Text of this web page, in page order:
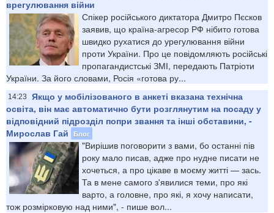
врегулювання війни
Спікер російського диктатора Дмитро Пєсков
заявив, що країна-агресор РФ нібито готова
швидко рухатися до урегулювання війни
проти України. Про це повідомляють російські
пропагандистські ЗМІ, передають Патріоти
України. За його словами, Росія «готова ру...
14:23
Якщо у мобілізованого в анкеті вказана технічна
освіта, він має автоматично бути розглянутим на посаду у
відповідний підрозділ попри звання та інші обставини, -
Мирослав Гай
Блог
"Вирішив поговорити з вами, бо останні пів
року мало писав, адже про нудне писати не
хочеться, а про цікаве в моєму житті — зась.
Та в мене самого з'явилися теми, про які
варто, а головне, про які, я хочу написати,
тож розмірковую над ними", - пише вол...